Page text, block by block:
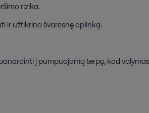
rizika.
ir užtikrina švaresnę aplinką.
į pumpuojamą terpę, kad